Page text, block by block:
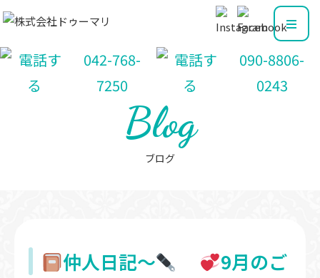
042-768-
7250
090-8806-
0243
Blog
ブログ
仲人日記〜
9月のご